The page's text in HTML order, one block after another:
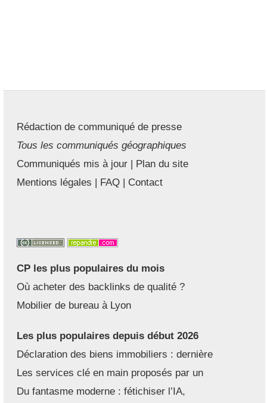
Rédaction de communiqué de presse
Tous les communiqués géographiques
Communiqués mis à jour | Plan du site
Mentions légales | FAQ | Contact
CP les plus populaires du mois
Où acheter des backlinks de qualité ?
Mobilier de bureau à Lyon
Les plus populaires depuis début 2026
Déclaration des biens immobiliers : dernière
Les services clé en main proposés par un
Du fantasme moderne : fétichiser l’IA,